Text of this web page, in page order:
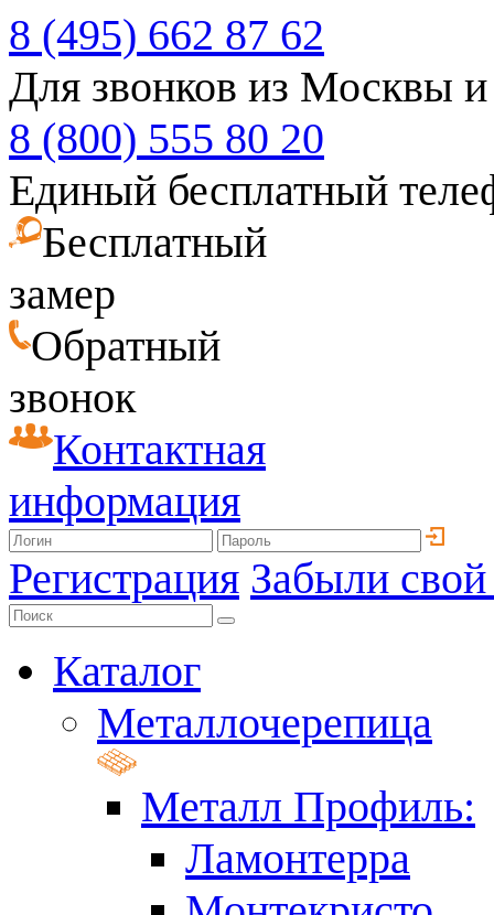
8 (495) 662 87 62
Для звонков из Москвы
8 (800) 555 80 20
Единый бесплатный
Бесплатный
замер
Обратный
звонок
Контактная
информация
Регистрация Забыли
Каталог
Металлочерепица
Металл Профиль:
Ламонтерра